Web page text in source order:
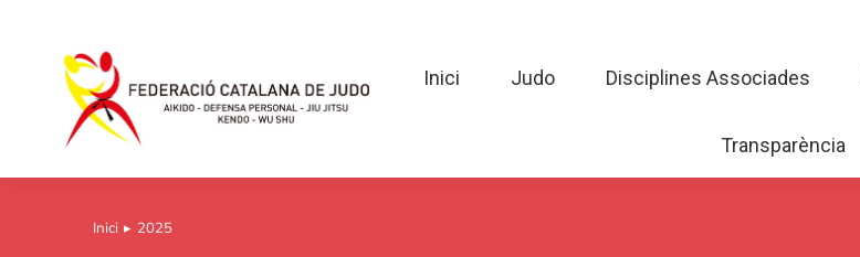
Inici Judo Disciplines Associades
Transparència
You are here:
Inici 2025